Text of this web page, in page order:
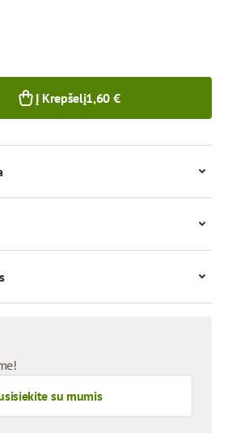
Į Krepšelį1,60 €
su mumis